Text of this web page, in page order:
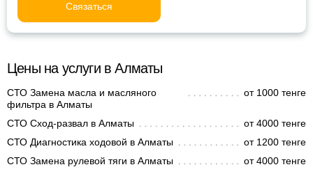
Связаться
Цены на услуги в Алматы
СТО Замена масла и масляного
фильтра в Алматы
от 1000 тенге
СТО Сход-развал в Алматы
от 4000 тенге
СТО Диагностика ходовой в Алматы
от 1200 тенге
СТО Замена рулевой тяги в Алматы
от 4000 тенге